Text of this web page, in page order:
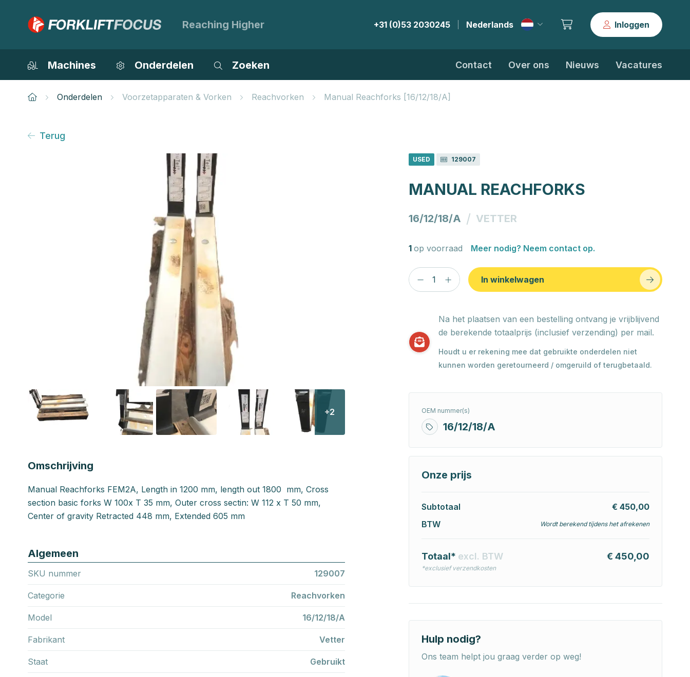
Reaching Higher +31 (0)53 2030245 | Nederlands Inloggen
Machines Onderdelen Zoeken Contact Over ons Nieuws Vacatures
Onderdelen Voorzetapparaten & Vorken Reachvorken Manual Reachforks [16/12/18/A]
Terug
USED 129007
MANUAL REACHFORKS
16/12/18/A / VETTER
1 op voorraad Meer nodig? Neem contact op.
In winkelwagen
Na het plaatsen van een bestelling ontvang je vrijblijvend
de berekende totaalprijs (inclusief verzending) per mail.
Houdt u er rekening mee dat gebruikte onderdelen niet
kunnen worden geretourneerd / omgeruild of terugbetaald.
OEM nummer(s)
16/12/18/A
Onze prijs
Subtotaal
€ 450,00
BTW
Wordt berekend tijdens het afrekenen
Totaal* excl. BTW
*exclusief verzendkosten
€ 450,00
Hulp nodig?
Ons team helpt jou graag verder op weg!
+2
Omschrijving
Manual Reachforks FEM2A, Length in 1200 mm, length out 1800 mm, Cross
section basic forks W 100x T 35 mm, Outer cross sectin: W 112 x T 50 mm,
Center of gravity Retracted 448 mm, Extended 605 mm
Algemeen
SKU nummer 129007
Categorie Reachvorken
Model 16/12/18/A
Fabrikant Vetter
Staat Gebruikt